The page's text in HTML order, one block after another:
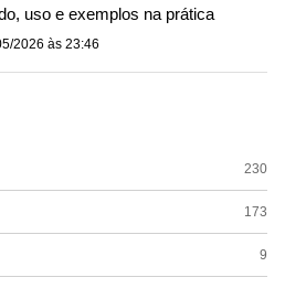
uso e exemplos na prática
2026 às 23:46
230
173
9